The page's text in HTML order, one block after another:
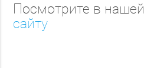
Посмотрите в нашей
сайту